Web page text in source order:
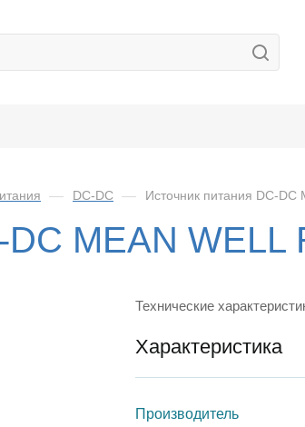
— DC-DC — Источник питания DC-DC
DC MEAN WELL
Технические
Характеристика
Производитель